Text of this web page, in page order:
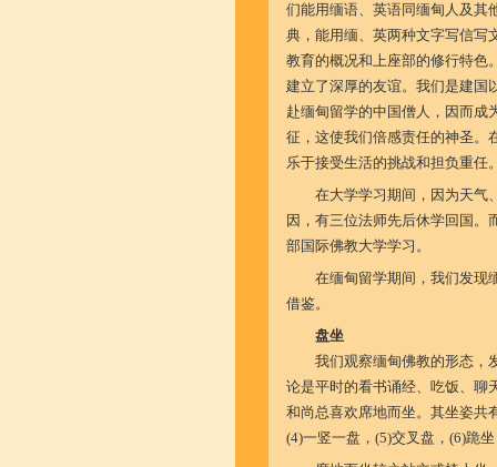
们能用缅语、英语同缅甸人及其
典，能用缅、英两种文字写信写
教育的概况和上座部的修行特色
建立了深厚的友谊。我们是建国
赴缅甸留学的中国僧人，因而成
征，这使我们倍感责任的神圣。
乐于接受生活的挑战和担负重任
在大学学习期间，因为天气
因，有三位法师先后休学回国。
部国际佛教大学学习。
在缅甸留学期间，我们发现
借鉴。
盘坐
我们观察缅甸佛教的形态，
论是平时的看书诵经、吃饭、聊
和尚总喜欢席地而坐。其坐姿共
(4)一竖一盘，(5)交叉盘，(6)跪